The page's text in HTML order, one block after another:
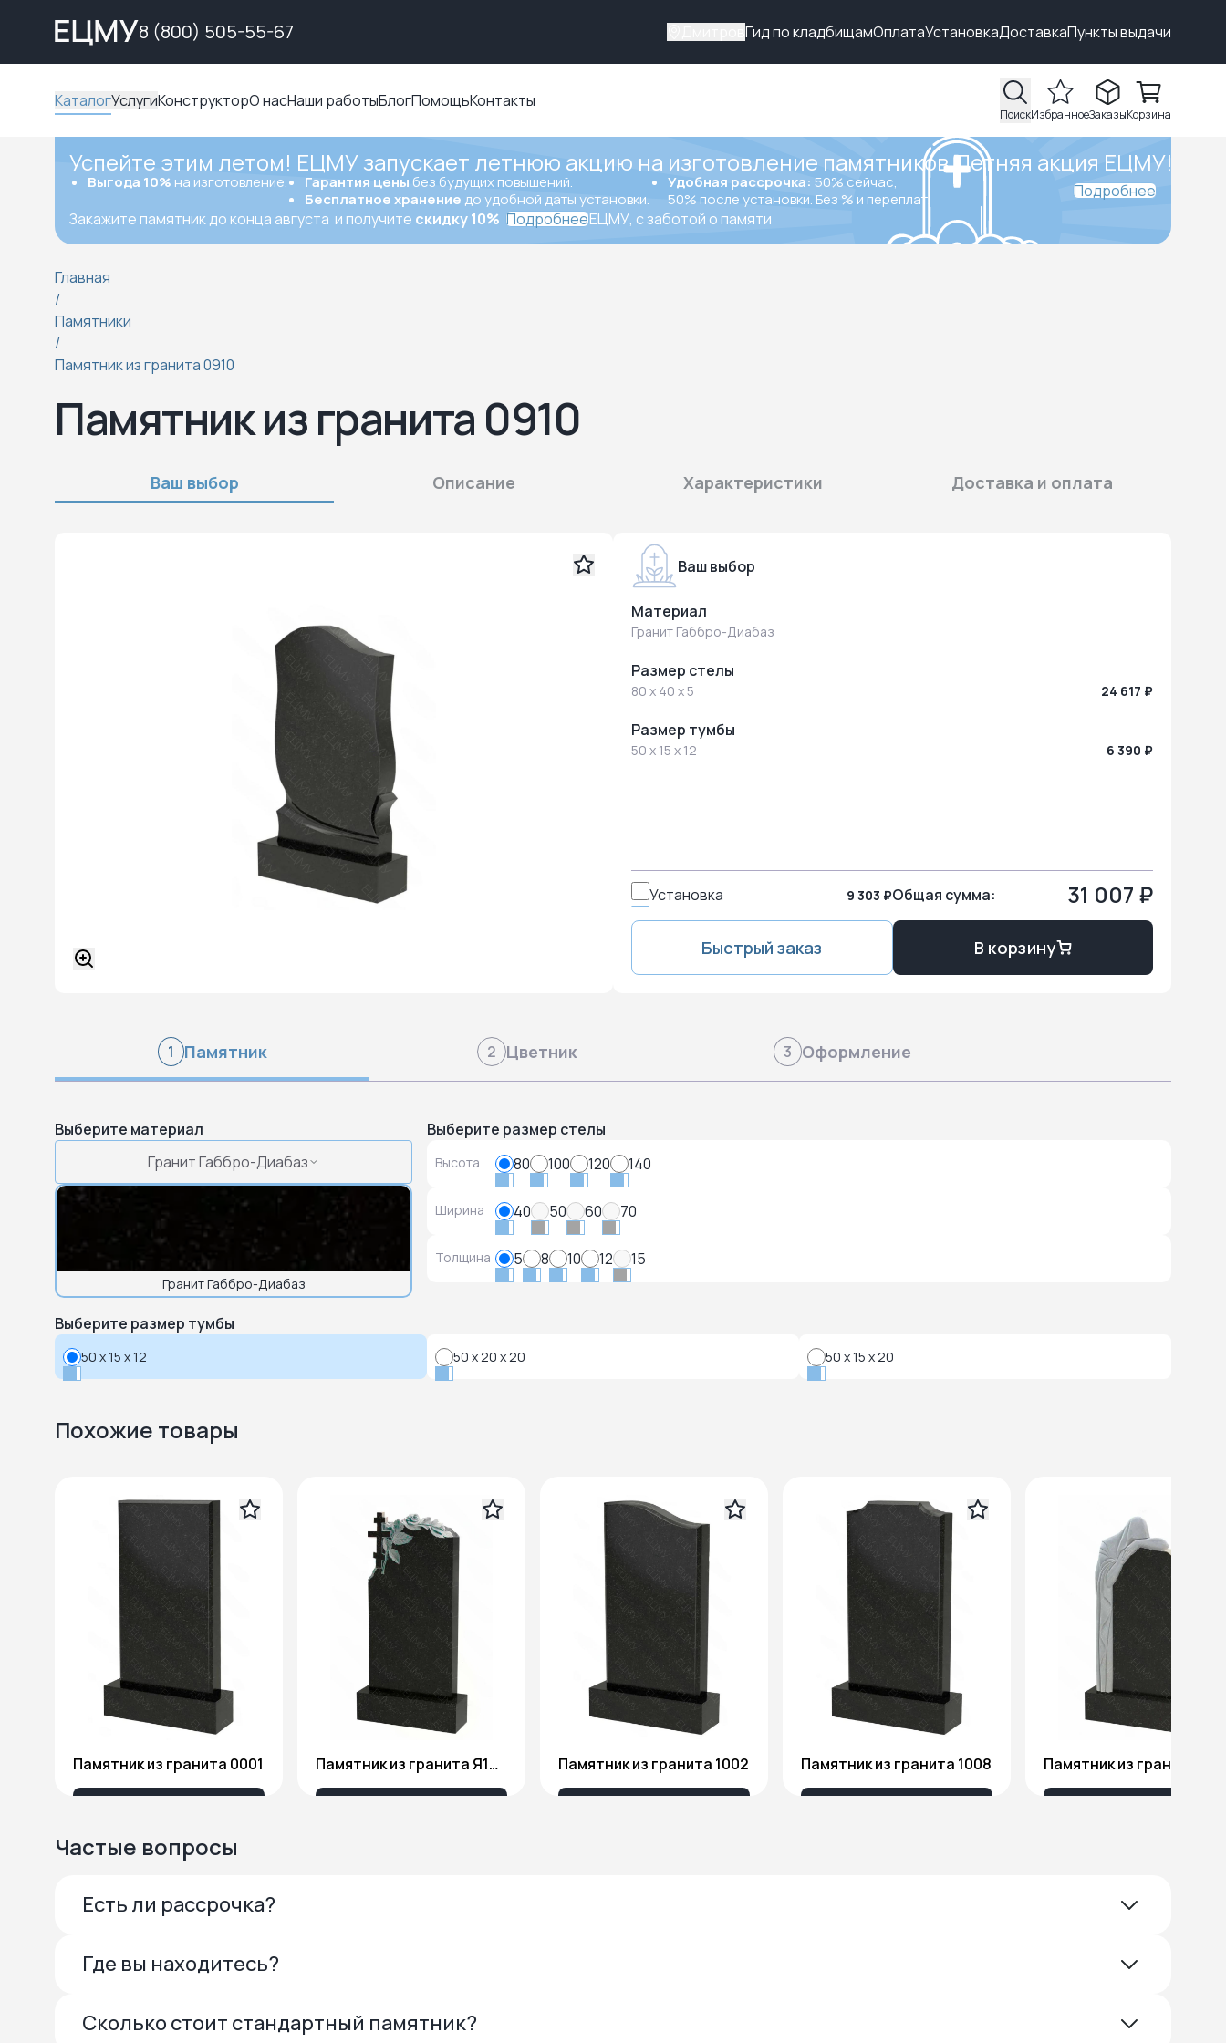
8 (800) 505-55-67 Гид по кладбищамОплатаУстановкаДоставкаПункты выдачи
КаталогУслугиКонструкторО насНаши работыБлогПомощьКонтакты
ПоискИзбранноеЗаказыКорзина
Успейте этим летом! ЕЦМУ запускает летнюю акцию на изготовление памятников.Летняя акция ЕЦМУ!
Выгода 10% на изготовление. Гарантия цены без будущих повышений.
Бесплатное хранение до удобной даты установки.
Удобная рассрочка: 50% сейчас,
50% после установки. Без % и переплат.
Закажите памятник до конца августа и получите скидку 10% ПодробнееЕЦМУ, с заботой о памяти
Подробнее
Главная
/
Памятники
/
Памятник из гранита 0910
Памятник из гранита 0910
Ваш выбор Описание Характеристики Доставка и оплата
Ваш выбор
Материал
Гранит Габбро-Диабаз
Размер стелы
80 x 40 x 5 24 617 ₽
Размер тумбы
50 x 15 x 12 6 390 ₽
Установка 9 303 ₽Общая сумма: 31 007 ₽
Быстрый заказ В корзину
1 Памятник 2 Цветник 3 Оформление
Выберите материал
Гранит Габбро-Диабаз
Гранит Габбро-Диабаз
Выберите размер стелы
Высота 80 100 120 140
Ширина 40 50 60 70
Толщина 5 8 10 12 15
Выберите размер тумбы
50 x 15 x 12 50 x 20 x 20 50 x 15 x 20
Похожие товары
Памятник из гранита 0001 Памятник из гранита Я1806 Памятник из гранита 1002 Памятник из гранита 1008
Частые вопросы
Есть ли рассрочка?
Где вы находитесь?
Сколько стоит стандартный памятник?